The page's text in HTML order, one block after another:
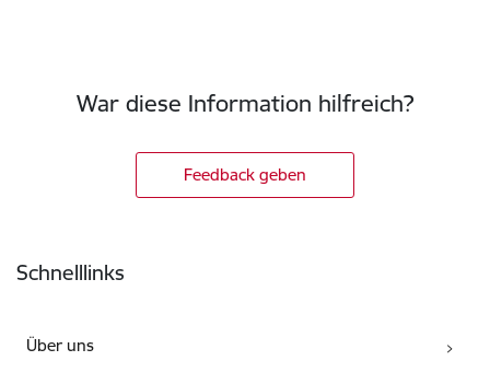
War diese Information hilfreich?
Feedback geben
Schnelllinks
Über uns